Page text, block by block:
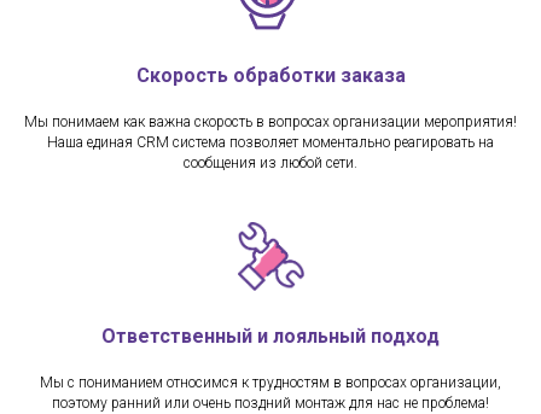
Скорость обработки заказа
Мы понимаем как важна скорость в вопросах организации мероприятия!
Наша единая CRM система позволяет моментально реагировать на
сообщения из любой сети.
Ответственный и лояльный подход
Мы с пониманием относимся к трудностям в вопросах организации,
поэтому ранний или очень поздний монтаж для нас не проблема!